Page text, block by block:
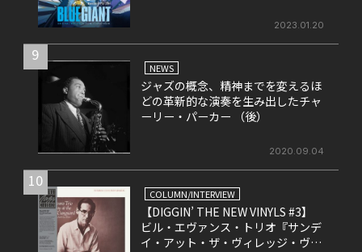
2023.01.20
9
NEWS
ジャズの概念、精神までを変えるほ
どの革新的な演奏を生み出したチャ
ーリー・パーカー （後）
2020.09.04
10
COLUMN/INTERVIEW
【DIGGIN’ THE NEW VINYLS #3】
ビル・エヴァンス・トリオ『サンデ
イ・アット・ザ・ヴィレッジ・ヴァ